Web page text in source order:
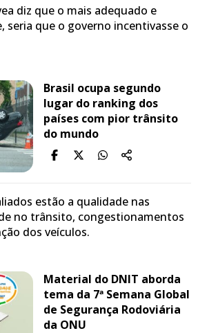
diz que o mais adequado e
seria que o governo incentivasse o
Brasil ocupa segundo
lugar do ranking dos
países com pior trânsito
do mundo
estão a qualidade nas
no trânsito, congestionamentos
dos veículos.
Material do DNIT aborda
tema da 7ª Semana Global
de Segurança Rodoviária
da ONU